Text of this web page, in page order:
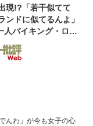
現!?「若干似てて
ンドに似てるんよ」
人バイキング・ロ
らった」
んわ」が今も女子の心